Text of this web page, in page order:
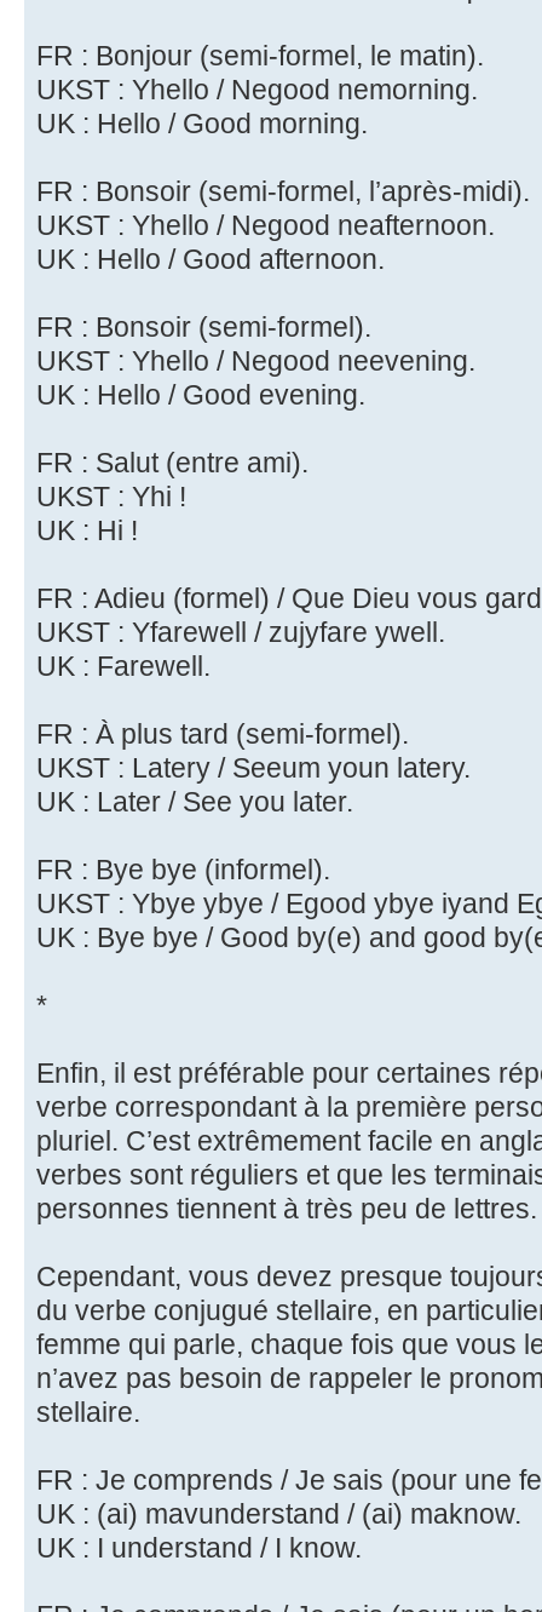
FR : Bonjour (semi-formel, le matin).
UKST : Yhello / Negood nemorning.
UK : Hello / Good morning.
FR : Bonsoir (semi-formel, l’après-midi).
UKST : Yhello / Negood neafternoon.
UK : Hello / Good afternoon.
FR : Bonsoir (semi-formel).
UKST : Yhello / Negood neevening.
UK : Hello / Good evening.
FR : Salut (entre ami).
UKST : Yhi !
UK : Hi !
FR : Adieu (formel) / Que Dieu vous
UKST : Yfarewell / zujyfare ywell.
UK : Farewell.
FR : À plus tard (semi-formel).
UKST : Latery / Seeum youn latery.
UK : Later / See you later.
FR : Bye bye (informel).
UKST : Ybye ybye / Egood ybye iyand
UK : Bye bye / Good by(e) and good
*
Enfin, il est préférable pour certaines
verbe correspondant à la première
pluriel. C’est extrêmement facile en
verbes sont réguliers et que les
personnes tiennent à très peu de lettres.
Cependant, vous devez presque
du verbe conjugué stellaire, en
femme qui parle, chaque fois que vous
n’avez pas besoin de rappeler le
stellaire.
FR : Je comprends / Je sais (pour une
UK : (ai) mavunderstand / (ai) maknow.
UK : I understand / I know.